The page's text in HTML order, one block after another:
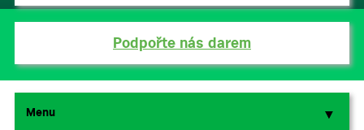
Podpořte nás darem
Menu ▼
▼